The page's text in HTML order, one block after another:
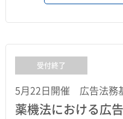
受付終了
5月22日開催 広告法務
薬機法における広